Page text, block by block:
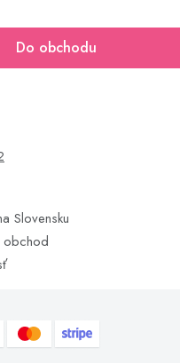
Do obchodu
Slovensku
obchod